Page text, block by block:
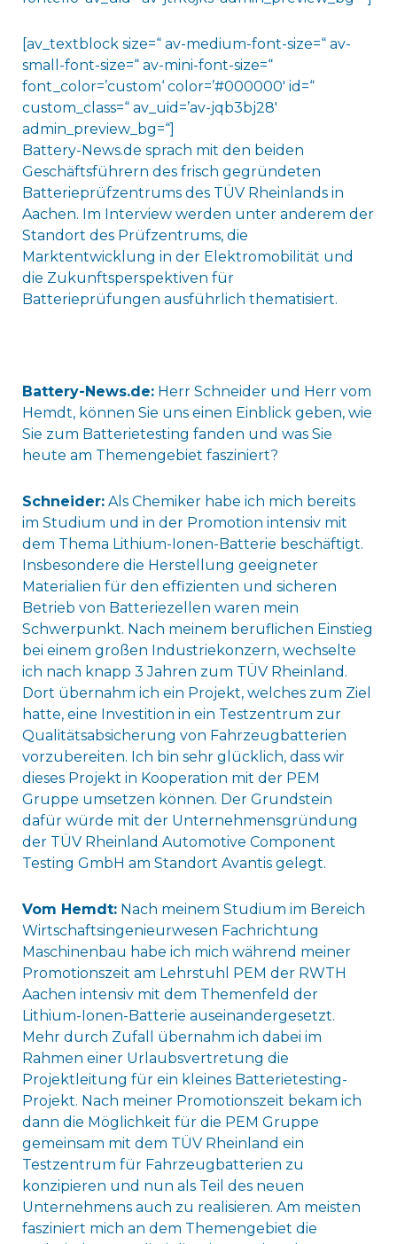
[av_textblock size=“ av-medium-font-size=“ av-
small-font-size=“ av-mini-font-size=“
font_color=’custom‘ color=’#000000′ id=“
custom_class=“ av_uid=’av-jqb3bj28′
admin_preview_bg=“]
Battery-News.de sprach mit den beiden
Geschäftsführern des frisch gegründeten
Batterieprüfzentrums des TÜV Rheinlands in
Aachen. Im Interview werden unter anderem der
Standort des Prüfzentrums, die
Marktentwicklung in der Elektromobilität und
die Zukunftsperspektiven für
Batterieprüfungen ausführlich thematisiert.
Battery-News.de:Herr Schneider und Herr vom
Hemdt, können Sie uns einen Einblick geben, wie
Sie zum Batterietesting fanden und was Sie
heute am Themengebiet fasziniert?
Schneider:Als Chemiker habe ich mich bereits
im Studium und in der Promotion intensiv mit
dem Thema Lithium-Ionen-Batterie beschäftigt.
Insbesondere die Herstellung geeigneter
Materialien für den effizienten und sicheren
Betrieb von Batteriezellen waren mein
Schwerpunkt. Nach meinem beruflichen Einstieg
bei einem großen Industriekonzern, wechselte
ich nach knapp 3 Jahren zum TÜV Rheinland.
Dort übernahm ich ein Projekt, welches zum Ziel
hatte, eine Investition in ein Testzentrum zur
Qualitätsabsicherung von Fahrzeugbatterien
vorzubereiten. Ich bin sehr glücklich, dass wir
dieses Projekt in Kooperation mit der PEM
Gruppe umsetzen können. Der Grundstein
dafür würde mit der Unternehmensgründung
der TÜV Rheinland Automotive Component
Testing GmbH am Standort Avantis gelegt.
Vom Hemdt:Nach meinem Studium im Bereich
Wirtschaftsingenieurwesen Fachrichtung
Maschinenbau habe ich mich während meiner
Promotionszeit am Lehrstuhl PEM der RWTH
Aachen intensiv mit dem Themenfeld der
Lithium-Ionen-Batterie auseinandergesetzt.
Mehr durch Zufall übernahm ich dabei im
Rahmen einer Urlaubsvertretung die
Projektleitung für ein kleines Batterietesting-
Projekt. Nach meiner Promotionszeit bekam ich
dann die Möglichkeit für die PEM Gruppe
gemeinsam mit dem TÜV Rheinland ein
Testzentrum für Fahrzeugbatterien zu
konzipieren und nun als Teil des neuen
Unternehmens auch zu realisieren. Am meisten
fasziniert mich an dem Themengebiet die